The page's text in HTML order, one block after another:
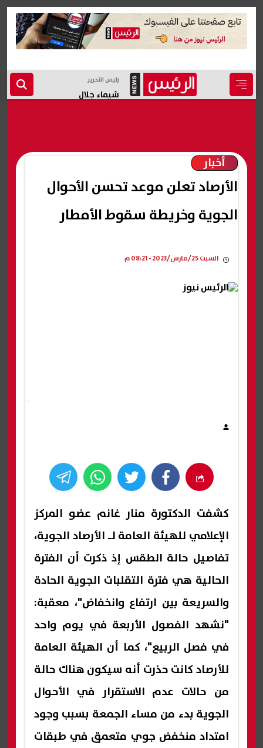
رئيس التحرير
شيماء جلال
أخبار
الأرصاد تعلن موعد تحسن الأحوال
الجوية وخريطة سقوط الأمطار
السبت 25/مارس/2023 - 08:21 م
كشفت الدكتورة منار غانم عضو المركز
الإعلامي للهيئة العامة لـ الأرصاد الجوية،
تفاصيل حالة الطقس إذ ذكرت أن الفترة
الحالية هي فترة التقلبات الجوية الحادة
والسريعة بين ارتفاع وانخفاض"، معقبة:
"نشهد الفصول الأربعة في يوم واحد
في فصل الربيع"، كما أن الهيئة العامة
للأرصاد كانت حذرت أنه سيكون هناك حالة
من حالات عدم الاستقرار في الأحوال
الجوية بدء من مساء الجمعة بسبب وجود
امتداد منخفض جوي متعمق في طبقات